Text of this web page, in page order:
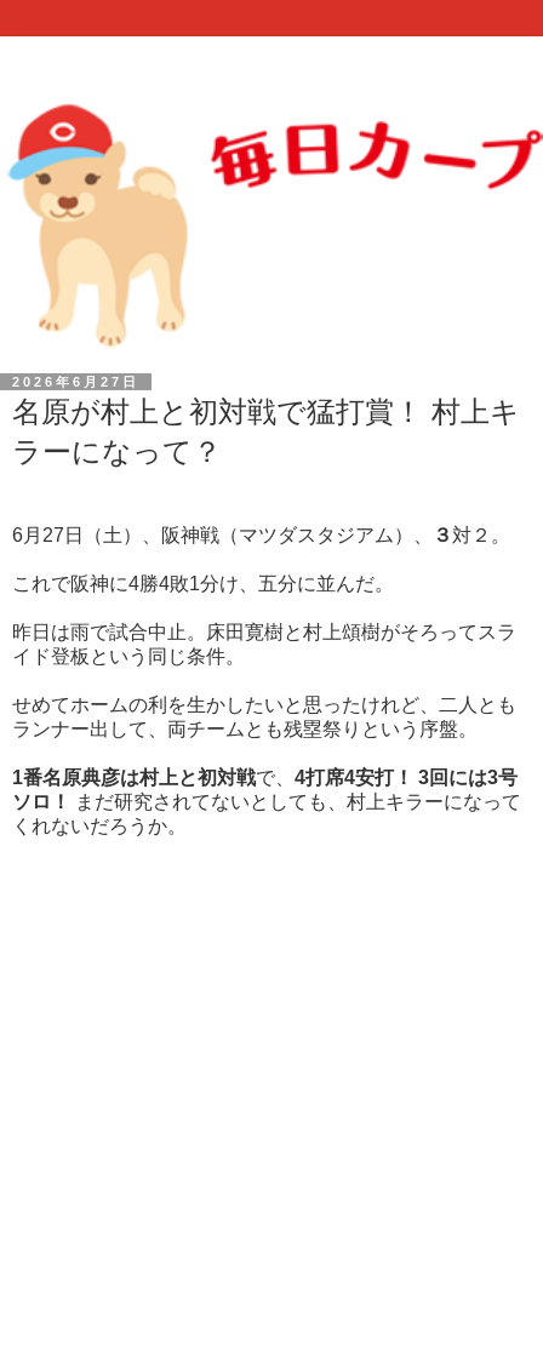
2026年6月27日
名原が村上と初対戦で猛打賞！ 村上キ
ラーになって？
6月27日（土）、阪神戦（マツダスタジアム）、 ３ 対２。
これで阪神に4勝4敗1分け、五分に並んだ。
昨日は雨で試合中止。床田寛樹と村上頌樹がそろってスラ
イド登板という同じ条件。
せめてホームの利を生かしたいと思ったけれど、二人とも
ランナー出して、両チームとも残塁祭りという序盤。
1番名原典彦は村上と初対戦で、 4打席4安打！ 3回には3号
ソロ！
まだ研究されてないとしても、村上キラーになって
くれないだろうか。